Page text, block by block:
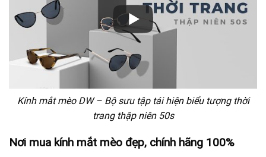
Kính mắt mèo DW – Bộ sưu tập tái hiện biểu tượng thời
trang thập niên 50s
Nơi mua kính mắt mèo đẹp, chính hãng 100%